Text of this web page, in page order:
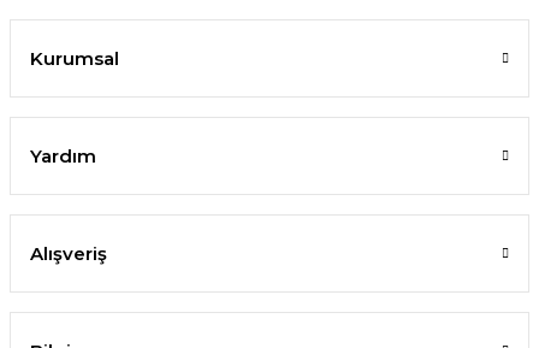
Kurumsal
Yardım
Alışveriş